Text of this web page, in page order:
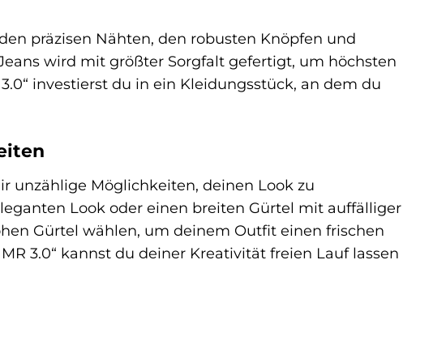
präzisen Nähten, den robusten Knöpfen und
wird mit größter Sorgfalt gefertigt, um höchsten
investierst du in ein Kleidungsstück, an dem du
unzählige Möglichkeiten, deinen Look zu
Look oder einen breiten Gürtel mit auffälliger
Gürtel wählen, um deinem Outfit einen frischen
3.0“ kannst du deiner Kreativität freien Lauf lassen